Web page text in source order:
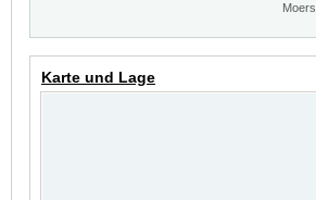
Moers
Karte und Lage